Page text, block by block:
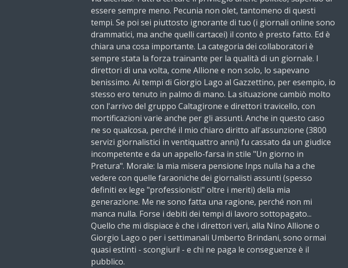
essere sempre meno. Pecunia non olet, tantomeno di questi
tempi. Se poi sei piuttosto ignorante di tuo (i giornali online sono
drammatici, ma anche quelli cartacei) il conto è presto fatto. Ed è
chiara una cosa importante. La categoria dei collaboratori è
sempre stata la forza trainante per la qualità di un giornale. I
direttori di una volta, come Allione e non solo, lo sapevano
benissimo. Ai tempi di Giorgio Lago al Gazzettino, per esempio, io
stesso ero tenuto in palmo di mano. La situazione cambiò molto
con l'arrivo del gruppo Caltagirone e direttori travicello, con
mortificazioni varie anche per gli assunti. Anche in questo caso
ne so qualcosa, perché il mio chiaro diritto all'assunzione (3800
servizi giornalistici in ventiquattro anni) fu cassato da un giudice
incompetente e da un appello-farsa in stile "Un giorno in
Pretura". Morale: la mia misera pensione Inps nulla ha a che
vedere con quelle faraoniche dei giornalisti assunti (spesso
definiti ex lege "professionisti" oltre i meriti) della mia
generazione. Me ne sono fatta una ragione, perché non mi
manca nulla. Forse i debiti dei tempi di lavoro sottopagato...
Quello che mi dispiace è che i direttori veri, alla Nino Allione o
Giorgio Lago o per i settimanali Umberto Brindani, sono ormai
quasi estinti - scongiuri! - e chi ne paga le conseguenze è il
pubblico.